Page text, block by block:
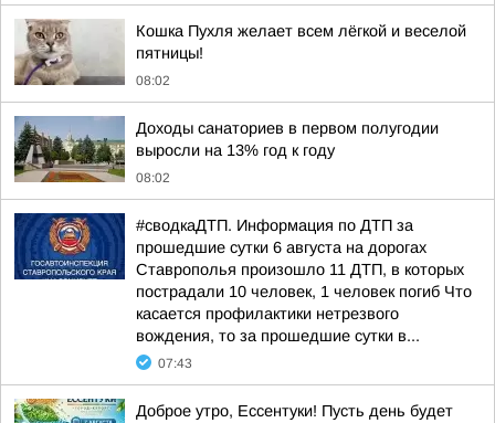
Кошка Пухля желает всем лёгкой и веселой
пятницы!
08:02
Доходы санаториев в первом полугодии
выросли на 13% год к году
08:02
#сводкаДТП. Информация по ДТП за
прошедшие сутки 6 августа на дорогах
Ставрополья произошло 11 ДТП, в которых
пострадали 10 человек, 1 человек погиб Что
касается профилактики нетрезвого
вождения, то за прошедшие сутки в...
07:43
Доброе утро, Ессентуки! Пусть день будет